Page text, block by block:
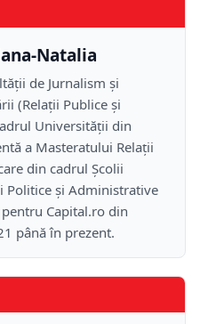
Natalia
de Jurnalism și
(Relații Publice și
Universității din
a Masteratului Relații
din cadrul Școlii
Politice și Administrative
pentru Capital.ro din
până în prezent.